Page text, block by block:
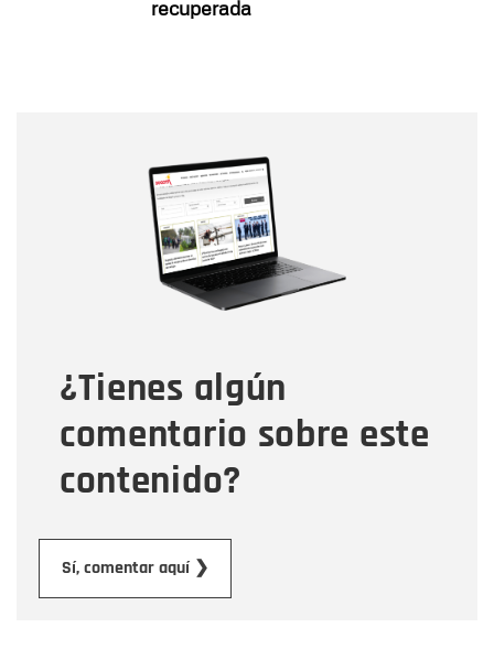
recuperada
¿Tienes algún
comentario sobre este
contenido?
Sí, comentar aquí ❯
Correo electrónico
Tipo de comentario
Mensaje